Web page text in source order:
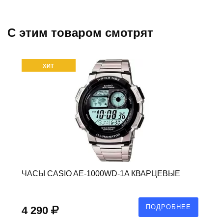
C этим товаром смотрят
ХИТ
ЧАСЫ CASIO AE-1000WD-1A КВАРЦЕВЫЕ
4 290 ПОДРОБНЕЕ